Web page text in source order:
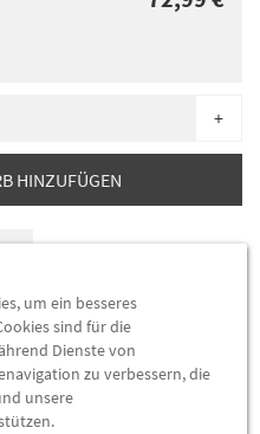
+
HINZUFÜGEN
GmbH |
um ein besseres
sind für die
Dienste von
zu verbessern, die
unsere